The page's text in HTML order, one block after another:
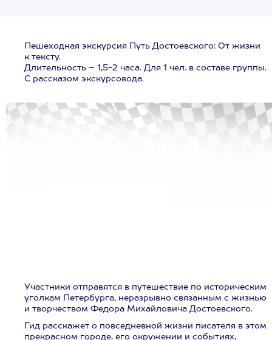
Пешеходная экскурсия Путь Достоевского: От жизни
к тексту.
Длительность – 1,5-2 часа. Для 1 чел. в составе группы.
С рассказом экскурсовода.
Участники отправятся в путешествие по историческим
уголкам Петербурга, неразрывно связанным с жизнью
и творчеством Федора Михайловича Достоевского.
Гид расскажет о повседневной жизни писателя в этом
прекрасном городе, его окружении и событиях,